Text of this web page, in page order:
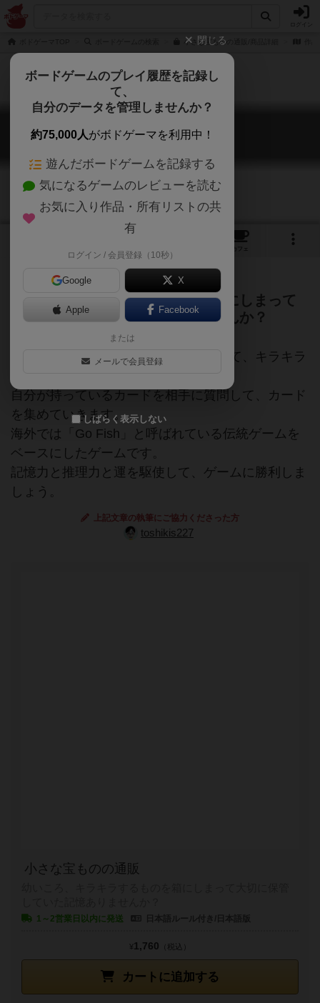
小さな宝ものの通販/商品詳細
小さな宝もの
Small Treasure
カフェ
幼いころ、キラキラするものを箱にしまって
大切に保管していた記憶ありませんか？
このゲームはそんな子どもたちになって、キラキラ
自分が持っているカードを相手に質問して、カード
を集めていきます。
海外では「Go Fish」と呼ばれている伝統ゲームを
ベースにしたゲームです。
記憶力と推理力と運を駆使して、ゲームに勝利しま
しょう。
上記文章の執筆にご協力くださった方
toshikis227
小さな宝ものの通販
1～2営業日以内に発送
カートに追加する
¥1,760 （税込）
閉じる
ボードゲームのプレイ履歴を記録し
て、
自分のデータを管理しませんか？
約75,000人がボドゲーマを利用中！
遊んだボードゲームを記録する
気になるゲームのレビューを読む
お気に入り作品・所有リストの共
有
ログイン / 会員登録（10秒）
Google X
Apple Facebook
または
メールで会員登録
しばらく表示しない